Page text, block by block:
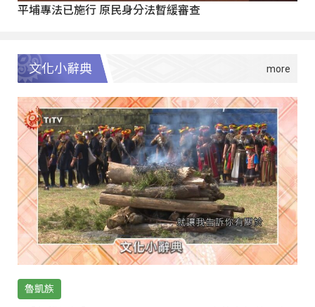
平埔專法已施行 原民身分法暫緩審查
文化小辭典
魯凱族